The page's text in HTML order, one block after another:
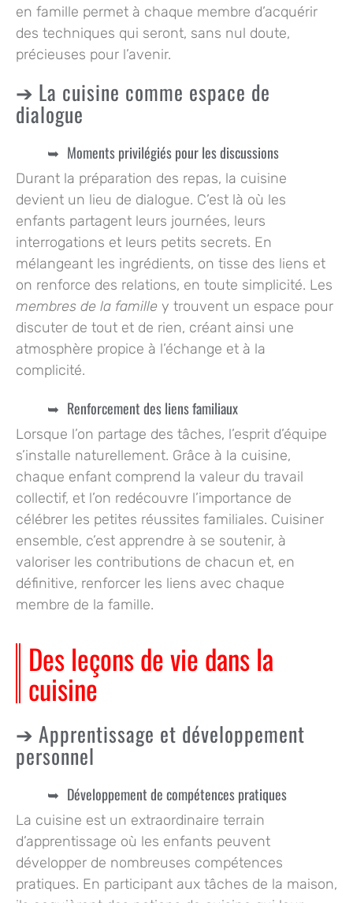
en famille permet à chaque membre d’acquérir
des techniques qui seront, sans nul doute,
précieuses pour l’avenir.
La cuisine comme espace de
dialogue
Moments privilégiés pour les discussions
Durant la préparation des repas, la cuisine
devient un lieu de dialogue. C’est là où les
enfants partagent leurs journées, leurs
interrogations et leurs petits secrets. En
mélangeant les ingrédients, on tisse des liens et
on renforce des relations, en toute simplicité. Les
membres de la famille y trouvent un espace pour
discuter de tout et de rien, créant ainsi une
atmosphère propice à l’échange et à la
complicité.
Renforcement des liens familiaux
Lorsque l’on partage des tâches, l’esprit d’équipe
s’installe naturellement. Grâce à la cuisine,
chaque enfant comprend la valeur du travail
collectif, et l’on redécouvre l’importance de
célébrer les petites réussites familiales. Cuisiner
ensemble, c’est apprendre à se soutenir, à
valoriser les contributions de chacun et, en
définitive, renforcer les liens avec chaque
membre de la famille.
Des leçons de vie dans la
cuisine
Apprentissage et développement
personnel
Développement de compétences pratiques
La cuisine est un extraordinaire terrain
d’apprentissage où les enfants peuvent
développer de nombreuses compétences
pratiques. En participant aux tâches de la maison,